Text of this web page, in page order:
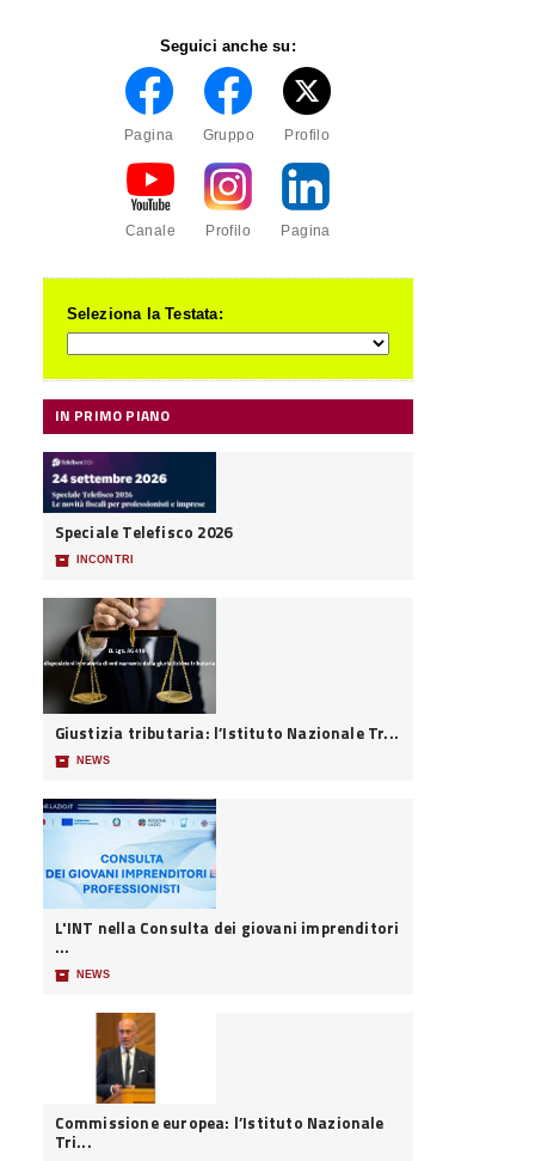
Seguici anche su:
Pagina Gruppo Profilo
Canale Profilo Pagina
Seleziona la Testata:
IN PRIMO PIANO
Speciale Telefisco 2026
📦 INCONTRI
Giustizia tributaria: l’Istituto Nazionale Tr...
📦 NEWS
L'INT nella Consulta dei giovani imprenditori
...
📦 NEWS
Commissione europea: l’Istituto Nazionale
Tri...